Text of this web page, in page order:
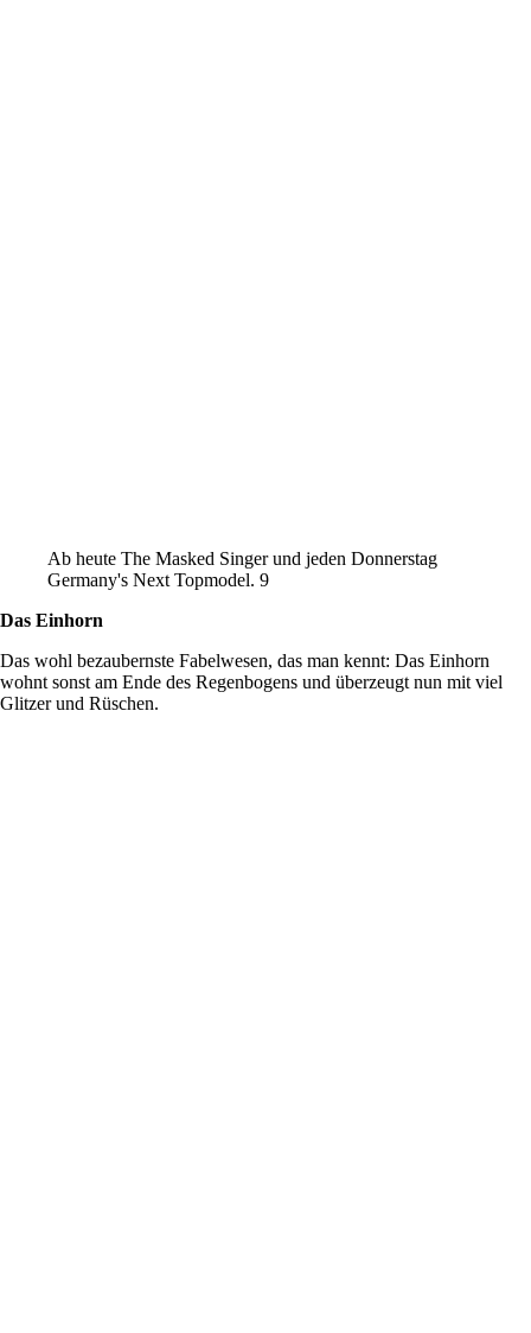
Ab heute The Masked Singer und jeden Donnerstag
Germany's Next Topmodel. 9
Das Einhorn
Das wohl bezaubernste Fabelwesen, das man kennt: Das Einhorn
wohnt sonst am Ende des Regenbogens und überzeugt nun mit viel
Glitzer und Rüschen.